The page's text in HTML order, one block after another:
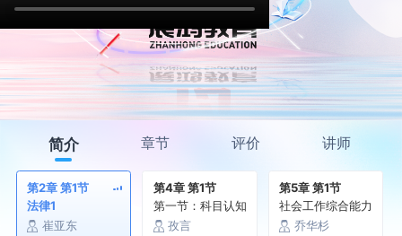
简介 章节 评价 讲师
第2章 第1节
法律1
崔亚东
第4章 第1节
第一节：科目认知
孜言
第5章 第1节
社会工作综合能力
乔华杉